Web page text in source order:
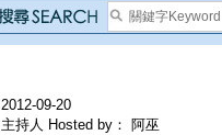
2012-09-20
主持人 Hosted by： 阿巫